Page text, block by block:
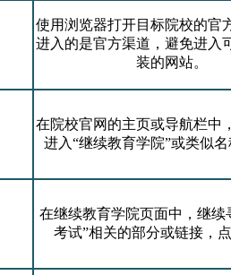
使用浏览器打开目标院校的官
进入的是官方渠道，避免进入
装的网站。
在院校官网的主页或导航栏中
进入“继续教育学院”或类似名
在继续教育学院页面中，继续
考试”相关的部分或链接，点